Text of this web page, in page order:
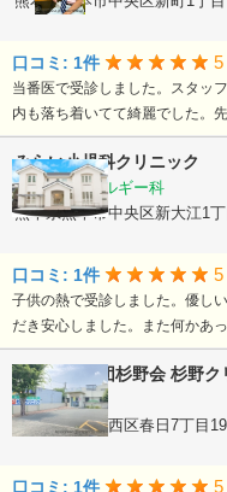
口コミ: 1件 5
当番医で受診しました。スタッ
内も落ち着いてて綺麗でした。
みらい小児科クリニック
小児科, アレルギー科
熊本県熊本市中央区新大江1
口コミ: 1件 5
子供の熱で受診しました。優し
だき安心しました。また何かあ
医療法人社団杉野会 杉野ク
内科, 小児科
熊本県熊本市西区春日7丁目
口コミ: 1件 5